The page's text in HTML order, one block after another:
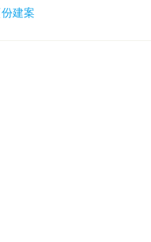
建案